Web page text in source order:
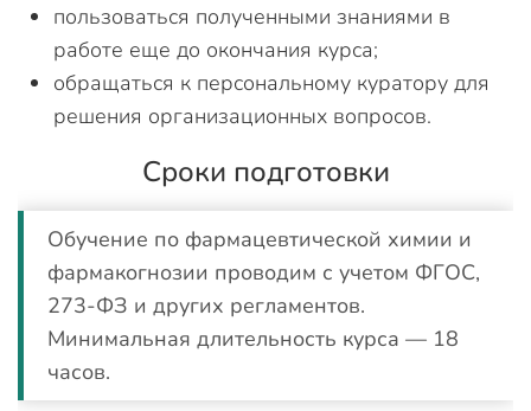
пользоваться полученными знаниями в
работе еще до окончания курса;
обращаться к персональному куратору для
решения организационных вопросов.
Сроки подготовки
Обучение по фармацевтической химии и
фармакогнозии проводим с учетом ФГОС,
273-ФЗ и других регламентов.
Минимальная длительность курса — 18
часов.